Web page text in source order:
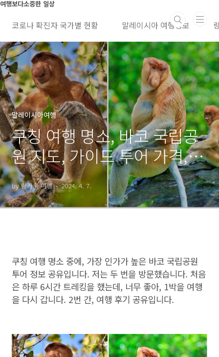
본문 바로가기
여행보다소중한 일상
코로나 확진자 국가별 현황 말레이시아 여행정보
말레이시아여행
쿠칭 여행 명소, 바코 국립공
원 지도, 가이드 투어 가격, 숙
소 예약, 교통 정보, 비용
by 랑카위 여행 2024. 4. 7.
쿠칭 여행 명소 중에, 가장 인가가 높은 바코 국립공원
투어 정보 공유입니다. 저는 두 번을 방문했습니다. 처음
은 하루 6시간 트레킹을 했는데, 너무 좋아, 1박을 여행
을 다시 갑니다. 2번 간, 여행 후기 공유입니다.